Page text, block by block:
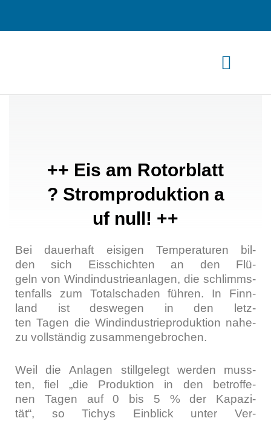
Zum
++ Eis am Rotorblatt
? Stromproduktion a
uf null! ++
Bei dau­er­haft eisi­gen Tem­pe­ra­tu­ren bil­
den sich Eis­schich­ten an den Flü­
geln von Wind­in­dus­trie­an­la­gen, die schlimms­
ten­falls zum Total­scha­den füh­ren. In Finn­
land ist des­we­gen in den letz­
ten Tagen die Wind­in­dus­trie­pro­duk­ti­on nahe­
zu voll­stän­dig zusam­men­ge­bro­chen.
Weil die Anla­gen still­ge­legt wer­den muss­
ten, fiel „die Pro­duk­ti­on in den betrof­fe­
nen Tagen auf 0 bis 5 % der Kapa­zi­
tät“, so Tichys Ein­blick unter Ver­